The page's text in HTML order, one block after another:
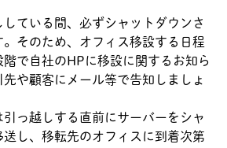
ている間、必ずシャットダウンさ
そのため、オフィス移設する日程
で自社のHPに移設に関するお知ら
や顧客にメール等で告知しましょ
っ越しする直前にサーバーをシャ
送し、移転先のオフィスに到着次第